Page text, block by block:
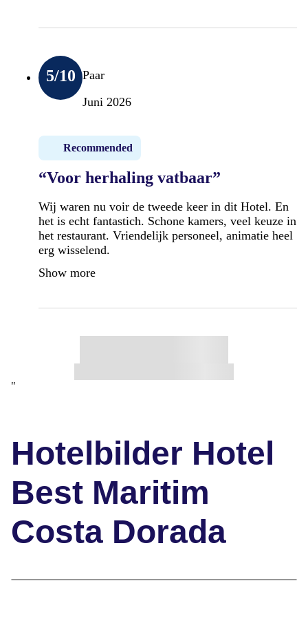
5/10 Paar
Juni 2026
Recommended
“Voor herhaling vatbaar”
Wij waren nu voir de tweede keer in dit Hotel. En
het is echt fantastich. Schone kamers, veel keuze in
het restaurant. Vriendelijk personeel, animatie heel
erg wisselend.
Show more
"
Hotelbilder Hotel
Best Maritim
Costa Dorada